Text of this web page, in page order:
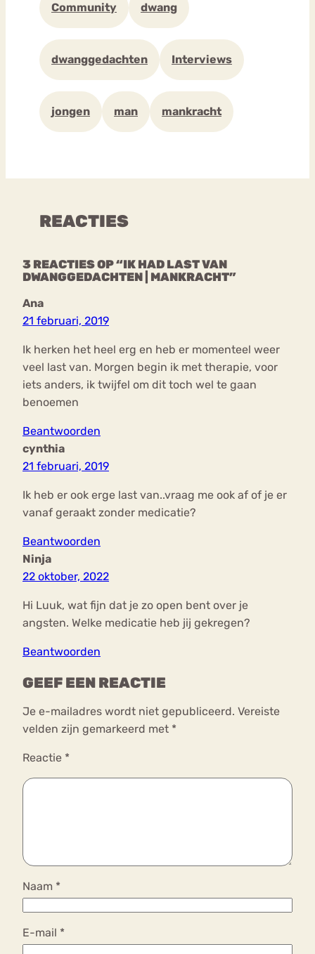
Community dwang
dwanggedachten Interviews
jongen man mankracht
REACTIES
3 REACTIES OP “IK HAD LAST VAN
DWANGGEDACHTEN | MANKRACHT”
Ana
21 februari, 2019
Ik herken het heel erg en heb er momenteel weer
veel last van. Morgen begin ik met therapie, voor
iets anders, ik twijfel om dit toch wel te gaan
benoemen
Beantwoorden
cynthia
21 februari, 2019
Ik heb er ook erge last van..vraag me ook af of je er
vanaf geraakt zonder medicatie?
Beantwoorden
Ninja
22 oktober, 2022
Hi Luuk, wat fijn dat je zo open bent over je
angsten. Welke medicatie heb jij gekregen?
Beantwoorden
GEEF EEN REACTIE
Je e-mailadres wordt niet gepubliceerd. Vereiste
velden zijn gemarkeerd met *
Reactie *
Naam *
E-mail *